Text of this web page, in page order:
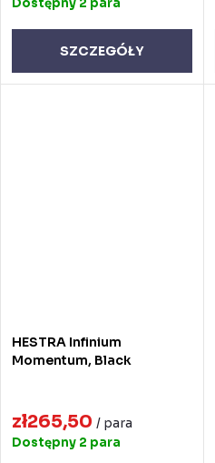
Dostępny 2 para
SZCZEGÓŁY
HESTRA Infinium
Momentum, Black
zł265,50 / para
Dostępny 2 para